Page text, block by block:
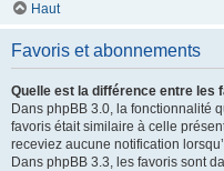
Haut
Favoris et abonnements
Quelle est la différence entre les
Dans phpBB 3.0, la fonctionnalité
favoris était similaire à celle
receviez aucune notification
Dans phpBB 3.3, les favoris sont